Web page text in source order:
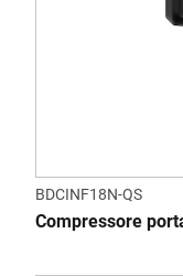
BDCINF18N-QS
Compressore